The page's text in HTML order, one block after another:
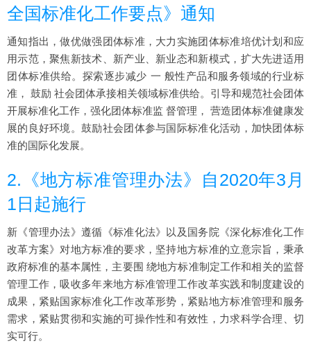
全国标准化工作要点》通知
通知指出，做优做强团体标准，大力实施团体标准培优计划和应
用示范，聚焦新技术、新产业、新业态和新模式，扩大先进适用
团体标准供给。探索逐步减少 一 般性产品和服务领域的行业标
准， 鼓励 社会团体承接相关领域标准供给。引导和规范社会团体
开展标准化工作，强化团体标准监 督管理， 营造团体标准健康发
展的良好环境。鼓励社会团体参与国际标准化活动，加快团体标
准的国际化发展。
2.《地方标准管理办法》自2020年3月
1日起施行
新《管理办法》遵循《标准化法》以及国务院《深化标准化工作
改革方案》对地方标准的要求，坚持地方标准的立意宗旨，秉承
政府标准的基本属性，主要围 绕地方标准制定工作和相关的监督
管理工作，吸收多年来地方标准管理工作改革实践和制度建设的
成果，紧贴国家标准化工作改革形势，紧贴地方标准管理和服务
需求，紧贴贯彻和实施的可操作性和有效性，力求科学合理、切
实可行。